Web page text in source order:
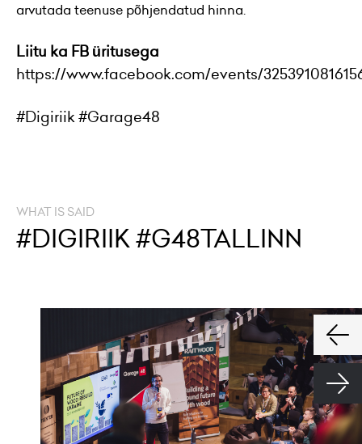
arvutada teenuse põhjendatud hinna.
Liitu ka FB üritusega
https://www.facebook.com/events/
#Digiriik #Garage48
WHAT IS SAID
#DIGIRIIK #G48TALLINN